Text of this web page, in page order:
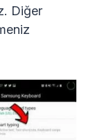
Diğer